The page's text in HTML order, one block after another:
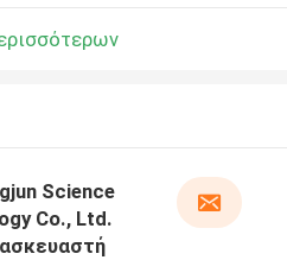
Science
Co., Ltd.